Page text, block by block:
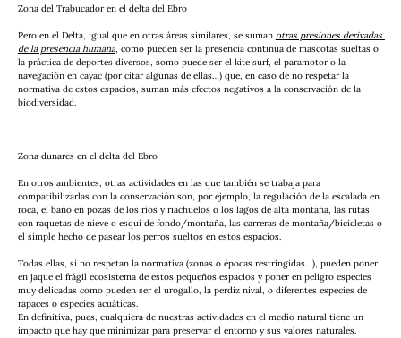
Zona del Trabucador en el delta del Ebro
Pero en el Delta, igual que en otras áreas similares, se suman otras presiones derivadas
de la presencia humana, como pueden ser la presencia continua de mascotas sueltas o
la práctica de deportes diversos, somo puede ser el kite surf, el paramotor o la
navegación en cayac (por citar algunas de ellas…) que, en caso de no respetar la
normativa de estos espacios, suman más efectos negativos a la conservación de la
biodiversidad.
Zona dunares en el delta del Ebro
En otros ambientes, otras actividades en las que también se trabaja para
compatibilizarlas con la conservación son, por ejemplo, la regulación de la escalada en
roca, el baño en pozas de los ríos y riachuelos o los lagos de alta montaña, las rutas
con raquetas de nieve o esquí de fondo/montaña, las carreras de montaña/bicicletas o
el simple hecho de pasear los perros sueltos en estos espacios.
Todas ellas, si no respetan la normativa (zonas o épocas restringidas…), pueden poner
en jaque el frágil ecosistema de estos pequeños espacios y poner en peligro especies
muy delicadas como pueden ser el urogallo, la perdiz nival, o diferentes especies de
rapaces o especies acuáticas.
En definitiva, pues, cualquiera de nuestras actividades en el medio natural tiene un
impacto que hay que minimizar para preservar el entorno y sus valores naturales.